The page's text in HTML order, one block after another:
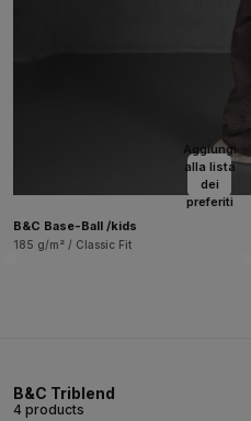
Aggiungi
alla lista
dei
preferiti
B&C Base-Ball /kids
185 g/m² / Classic Fit
B&C Triblend
4 products